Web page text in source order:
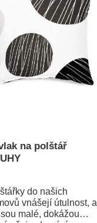
na polštář
do našich
vnášejí útulnost, a
malé, dokážou